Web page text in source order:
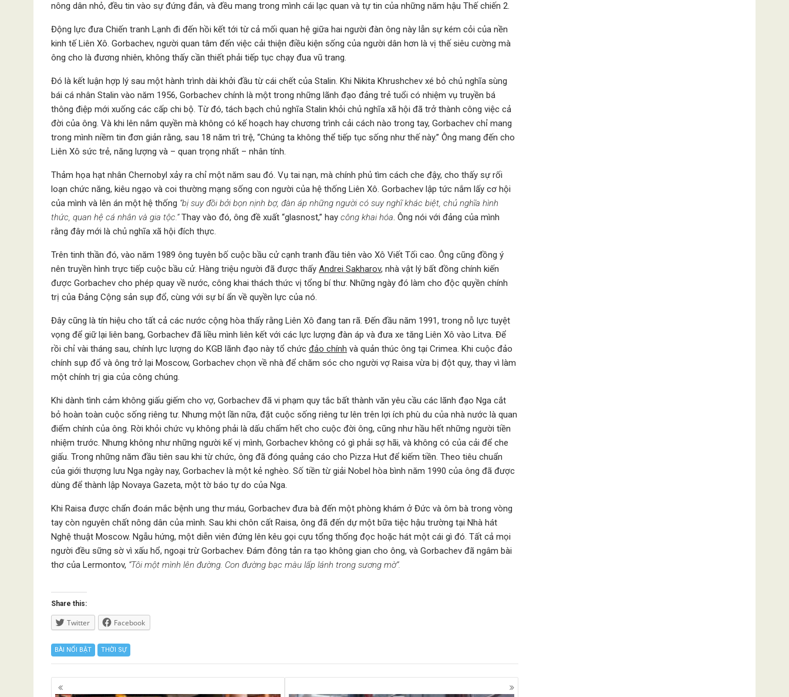
nông dân nhỏ, đều tin vào sự đứng đắn, và đều mang trong mình cái lạc quan và tự tin của những năm hậu Thế chiến 2.
Động lực đưa Chiến tranh Lạnh đi đến hồi kết tới từ cả mối quan hệ giữa hai người đàn ông này lẫn sự kém cỏi của nền
kinh tế Liên Xô. Gorbachev, người quan tâm đến việc cải thiện điều kiện sống của người dân hơn là vị thế siêu cường mà
ông cho là đương nhiên, không thấy cần thiết phải tiếp tục chạy đua vũ trang.
Đó là kết luận hợp lý sau một hành trình dài khởi đầu từ cái chết của Stalin. Khi Nikita Khrushchev xé bỏ chủ nghĩa sùng
bái cá nhân Stalin vào năm 1956, Gorbachev chính là một trong những lãnh đạo đảng trẻ tuổi có nhiệm vụ truyền bá
thông điệp mới xuống các cấp chi bộ. Từ đó, tách bạch chủ nghĩa Stalin khỏi chủ nghĩa xã hội đã trở thành công việc cả
đời của ông. Và khi lên nắm quyền mà không có kế hoạch hay chương trình cải cách nào trong tay, Gorbachev chỉ mang
trong mình niềm tin đơn giản rằng, sau 18 năm trì trệ, “Chúng ta không thể tiếp tục sống như thế này.” Ông mang đến cho
Liên Xô sức trẻ, năng lượng và – quan trọng nhất – nhân tính.
Thảm họa hạt nhân Chernobyl xảy ra chỉ một năm sau đó. Vụ tai nạn, mà chính phủ tìm cách che đậy, cho thấy sự rối
loạn chức năng, kiêu ngạo và coi thường mạng sống con người của hệ thống Liên Xô. Gorbachev lập tức nắm lấy cơ hội
của mình và lên án một hệ thống “bị suy đồi bởi bọn nịnh bợ, đàn áp những người có suy nghĩ khác biệt, chủ nghĩa hình
thức, quan hệ cá nhân và gia tộc.”Thay vào đó, ông đề xuất “glasnost,” hay công khai hóa . Ông nói với đảng của mình
rằng đây mới là chủ nghĩa xã hội đích thực.
Trên tinh thần đó, vào năm 1989 ông tuyên bố cuộc bầu cử cạnh tranh đầu tiên vào Xô Viết Tối cao. Ông cũng đồng ý
nên truyền hình trực tiếp cuộc bầu cử. Hàng triệu người đã được thấy Andrei Sakharov, nhà vật lý bất đồng chính kiến ​​
được Gorbachev cho phép quay về nước, công khai thách thức vị tổng bí thư. Những ngày đó làm cho độc quyền chính
trị của Đảng Cộng sản sụp đổ, cùng với sự bí ẩn về quyền lực của nó.
Đây cũng là tín hiệu cho tất cả các nước cộng hòa thấy rằng Liên Xô đang tan rã. Đến đầu năm 1991, trong nỗ lực tuyệt
vọng để giữ lại liên bang, Gorbachev đã liều mình liên kết với các lực lượng đàn áp và đưa xe tăng Liên Xô vào Litva. Để
rồi chỉ vài tháng sau, chính lực lượng do KGB lãnh đạo này tổ chức đảo chính và quản thúc ông tại Crimea. Khi cuộc đảo
chính sụp đổ và ông trở lại Moscow, Gorbachev chọn về nhà để chăm sóc cho người vợ Raisa vừa bị đột quỵ, thay vì làm
một chính trị gia của công chúng.
Khi dành tình cảm không giấu giếm cho vợ, Gorbachev đã vi phạm quy tắc bất thành văn yêu cầu các lãnh đạo Nga cắt
bỏ hoàn toàn cuộc sống riêng tư. Nhưng một lần nữa, đặt cuộc sống riêng tư lên trên lợi ích phù du của nhà nước là quan
điểm chính của ông. Rời khỏi chức vụ không phải là dấu chấm hết cho cuộc đời ông, cũng như hầu hết những người tiền
nhiệm trước. Nhưng không như những người kế vị mình, Gorbachev không có gì phải sợ hãi, và không có của cải để che
giấu. Trong những năm đầu tiên sau khi từ chức, ông đã đóng quảng cáo cho Pizza Hut để kiếm tiền. Theo tiêu chuẩn
của giới thượng lưu Nga ngày nay, Gorbachev là một kẻ nghèo. Số tiền từ giải Nobel hòa bình năm 1990 của ông đã được
dùng để thành lập Novaya Gazeta, một tờ báo tự do của Nga.
Khi Raisa được chẩn đoán mắc bệnh ung thư máu, Gorbachev đưa bà đến một phòng khám ở Đức và ôm bà trong vòng
tay còn nguyên chất nông dân của mình. Sau khi chôn cất Raisa, ông đã đến dự một bữa tiệc hậu trường tại Nhà hát
Nghệ thuật Moscow. Ngẫu hứng, một diễn viên đứng lên kêu gọi cựu tổng thống đọc hoặc hát một cái gì đó. Tất cả mọi
người đều sững sờ vì xấu hổ, ngoại trừ Gorbachev. Đám đông tản ra tạo không gian cho ông, và Gorbachev đã ngâm bài
thơ của Lermontov, “Tôi một mình lên đường. Con đường bạc màu lấp lánh trong sương mờ”.
Share this:
Twitter Facebook
BÀI NỔI BẬT THỜI SỰ
Posts